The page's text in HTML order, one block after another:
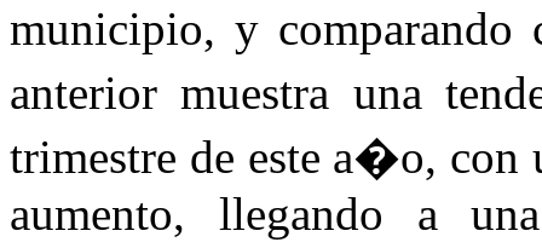
municipio, y
anterior muestra una
trimestre de este a�o,
aumento, llegando a